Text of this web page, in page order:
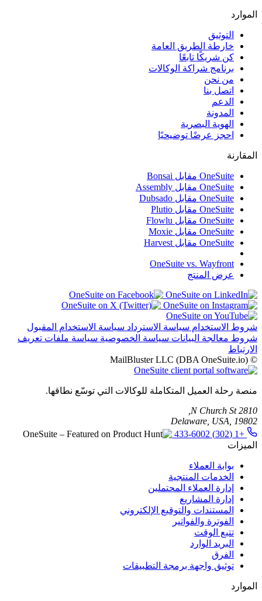
الموارد
التوثيق
خارطة الطريق العامة
كن شريكًا تابعًا
برنامج شراكة الوكالات
من نحن
اتصل بنا
الدعم
المدونة
الهوية البصرية
احجز عرضًا توضيحيًا
المقارنة
OneSuite مقابل Bonsai
OneSuite مقابل Assembly
OneSuite مقابل Dubsado
OneSuite مقابل Plutio
OneSuite مقابل Flowlu
OneSuite مقابل Moxie
OneSuite مقابل Harvest
OneSuite vs. Wayfront
عرض المنتج
شروط الاستخدام سياسة الاسترداد سياسة الاستخدام المقبول
شروط معالجة البيانات سياسة الخصوصية سياسة ملفات تعريف
الارتباط
© MailBluster LLC (DBA OneSuite.io)
منصة رحلة العميل المتكاملة للوكالات التي توسّع نطاقها.
2810 N Church St,
Delaware, USA, 19802
+1 (302) 433-6002
الميزات
بوابة العملاء
الخدمات المنتجية
إدارة العملاء المحتملين
إدارة المشاريع
المستندات والتوقيع الإلكتروني
الفوترة والفواتير
تتبع الوقت
البريد الوارد
الفرق
توثيق واجهة برمجة التطبيقات
الموارد